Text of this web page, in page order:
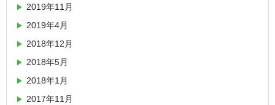
2019年11月
2019年4月
2018年12月
2018年5月
2018年1月
2017年11月